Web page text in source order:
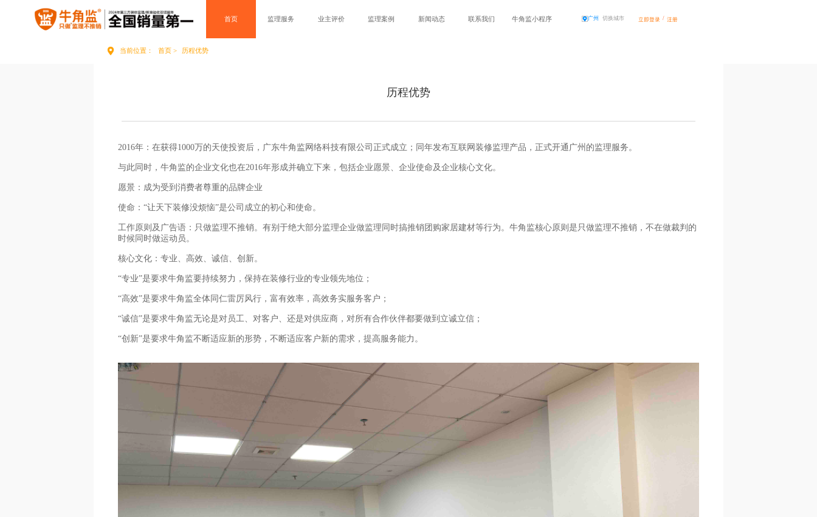
首页 监理服务 业主评价 监理案例 新闻动态 联系我们 牛角监小程序 广州 切换城市 立即登录 / 注册
当前位置： 首页 > 历程优势
历程优势
2016年：在获得1000万的天使投资后，广东牛角监网络科技有限公司正式成立；同年发布互联网装修监理产品，正式开通广州的监理服务。
与此同时，牛角监的企业文化也在2016年形成并确立下来，包括企业愿景、企业使命及企业核心文化。
愿景：成为受到消费者尊重的品牌企业
使命：“让天下装修没烦恼”是公司成立的初心和使命。
工作原则及广告语：只做监理不推销。有别于绝大部分监理企业做监理同时搞推销团购家居建材等行为。牛角监核心原则是只做监理不推销，不在做裁判的
时候同时做运动员。
核心文化：专业、高效、诚信、创新。
“专业”是要求牛角监要持续努力，保持在装修行业的专业领先地位；
“高效”是要求牛角监全体同仁雷厉风行，富有效率，高效务实服务客户；
“诚信”是要求牛角监无论是对员工、对客户、还是对供应商，对所有合作伙伴都要做到立诚立信；
“创新”是要求牛角监不断适应新的形势，不断适应客户新的需求，提高服务能力。